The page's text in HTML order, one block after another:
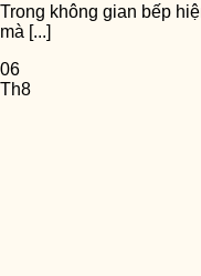
Trong không gian bếp
mà [...]
06
Th8